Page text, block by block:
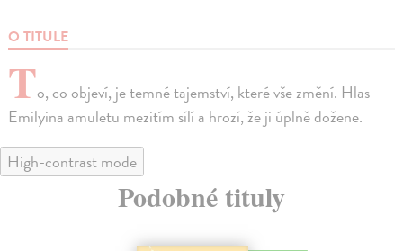
O TITULE
To, co objeví, je temné tajemství, které vše změní. Hlas
Emilyina amuletu mezitím sílí a hrozí, že ji úplně dožene.
High-contrast mode
Podobné tituly